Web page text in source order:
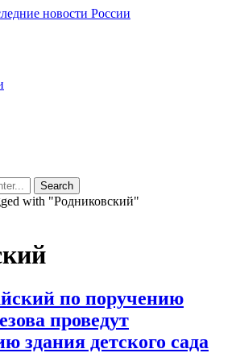
with "Родниковский"
по поручению
проведут
здания детского сада